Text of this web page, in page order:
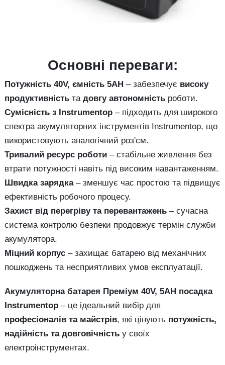
Основні переваги:
Потужність 40V, ємність 5AH – забезпечує високу
продуктивність та довгу автономність роботи.
Сумісність з Instrumentop – підходить для широкого
спектра акумуляторних інструментів Instrumentop, що
використовують аналогічний роз'єм.
Тривалий ресурс роботи – стабільне живлення без
втрати потужності навіть під високим навантаженням.
Швидка зарядка– зменшує час простою та підвищує
ефективність робочого процесу.
Захист від перегріву та перевантажень – сучасна
система контролю безпеки продовжує термін служби
акумулятора.
Міцний корпус – захищає батарею від механічних
пошкоджень та несприятливих умов експлуатації.
Акумуляторна батарея Преміум 40V, 5AH посадка
Instrumentop – це ідеальний вибір для
професіоналів та майстрів, які цінують потужність,
надійність та довговічність у своїх
електроінструментах.